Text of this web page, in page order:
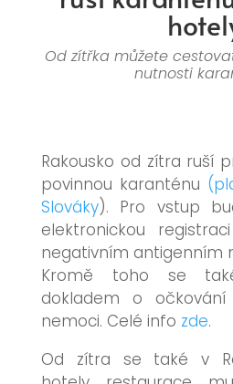
Od zítřka můžete
nutnosti
Rakousko od zítra ruší
povinnou karanténu
Slováky). Pro vstup
elektronickou
negativním antigenním
Kromě toho se
dokladem o
nemoci. Celé info zde.
Od zítra se také v